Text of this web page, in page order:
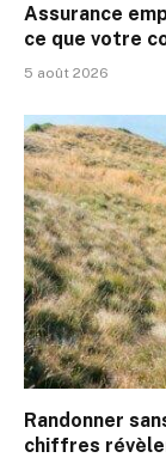
Assurance
ce que votre
5 août 2026
Randonner
chiffres